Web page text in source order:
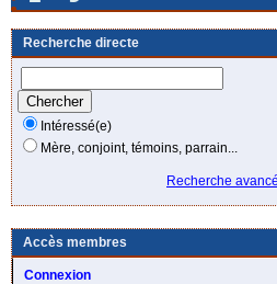
Recherche directe
Intéressé(e)
Mère, conjoint, témoins, parrain...
Recherche
Accès membres
Connexion